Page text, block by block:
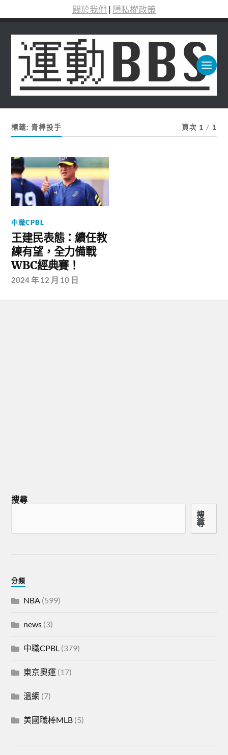
關於我們 | 隱私權政策
標籤:青棒投手 頁次 1 / 1
中職CPBL
王建民表態：續任教
練有望，全力備戰
WBC經典賽！
2024 年 12 月 10 日
搜尋
搜
尋
分類
NBA (599)
news (3)
中職CPBL (379)
東京奧運 (17)
溫網 (7)
美國職棒MLB (5)